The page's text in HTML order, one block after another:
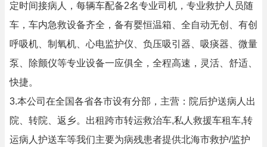
定时间接病人，每辆车配备2名专业司机，专业救护人员随
车，车内急救设备齐全，备有婴恒温箱、全自动无创、有创
呼吸机、制氧机、心电监护仪、负压吸引器、吸痰器、微量
泵、除颤仪等专业设备一应俱全，全程高速，灵活、舒适、
快捷。
3.本公司在全国各省各市设有分部，主营：院后护送病人出
院、转院、返乡。出租跨市转运救治车,私人救援车租车,转
运病人护送车等我们主要为病残患者提供北海市救护/监护